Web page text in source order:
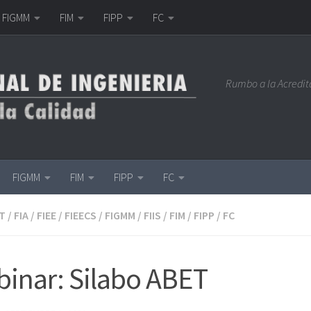
FIGMM FIM FIPP FC
Rumbo a la
FIGMM FIM FIPP FC
/ FIA / FIEE / FIEECS / FIGMM / FIIS / FIM / FIPP / FC
Silabo ABET